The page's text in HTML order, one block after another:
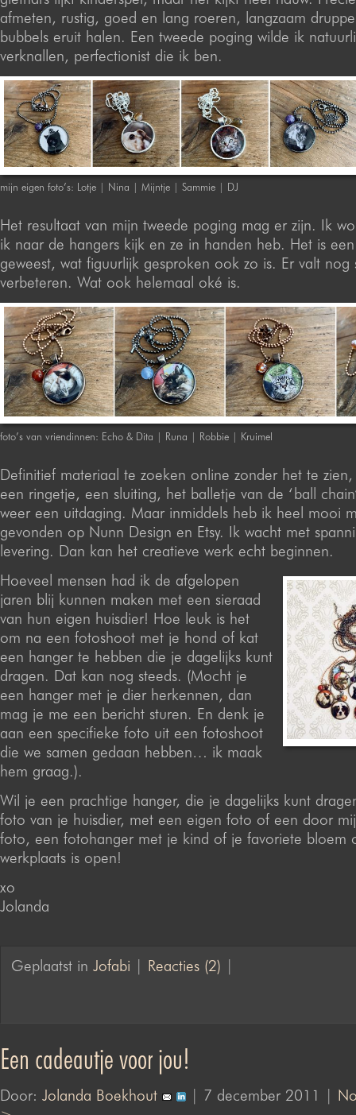
afmeten, rustig, goed en lang roeren, langzaam
bubbels eruit halen. Een tweede poging wilde ik
verknallen, perfectionist die ik ben.
mijn eigen foto’s: Lotje | Nina | Mijntje | Sammie | DJ
Het resultaat van mijn tweede poging mag er zijn. Ik
ik naar de hangers kijk en ze in handen heb. Het is
geweest, wat figuurlijk gesproken ook zo is. Er valt nog
verbeteren. Wat ook helemaal oké is.
foto’s van vriendinnen: Echo & Dita | Runa | Robbie | Kruimel
Definitief materiaal te zoeken online zonder het te
een ringetje, een sluiting, het balletje van de ‘ball
weer een uitdaging. Maar inmiddels heb ik heel mooi
gevonden op Nunn Design en Etsy. Ik wacht met
levering. Dan kan het creatieve werk echt beginnen.
Hoeveel mensen had ik de afgelopen
jaren blij kunnen maken met een sieraad
van hun eigen huisdier! Hoe leuk is het
om na een fotoshoot met je hond of kat
een hanger te hebben die je dagelijks kunt
dragen. Dat kan nog steeds. (Mocht je
een hanger met je dier herkennen, dan
mag je me een bericht sturen. En denk je
aan een specifieke foto uit een fotoshoot
die we samen gedaan hebben… ik maak
hem graag.).
Wil je een prachtige hanger, die je dagelijks kunt
foto van je huisdier, met een eigen foto of een door
foto, een fotohanger met je kind of je favoriete
werkplaats is open!
xo
Jolanda
Geplaatst in Jofabi Reacties (2)
Een cadeautje voor jou!
Door: Jolanda Boekhout | 7 december 2011 |